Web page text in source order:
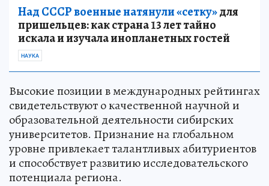
Над СССР военные натянули «сетку»для
пришельцев: как страна 13 лет тайно
искала и изучала инопланетных гостей
НАУКА
Высокие позиции в международных рейтингах
свидетельствуют о качественной научной и
образовательной деятельности сибирских
университетов. Признание на глобальном
уровне привлекает талантливых абитуриентов
и способствует развитию исследовательского
потенциала региона.